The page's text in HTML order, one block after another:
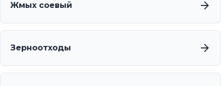
Жмых соевый
Зерноотходы